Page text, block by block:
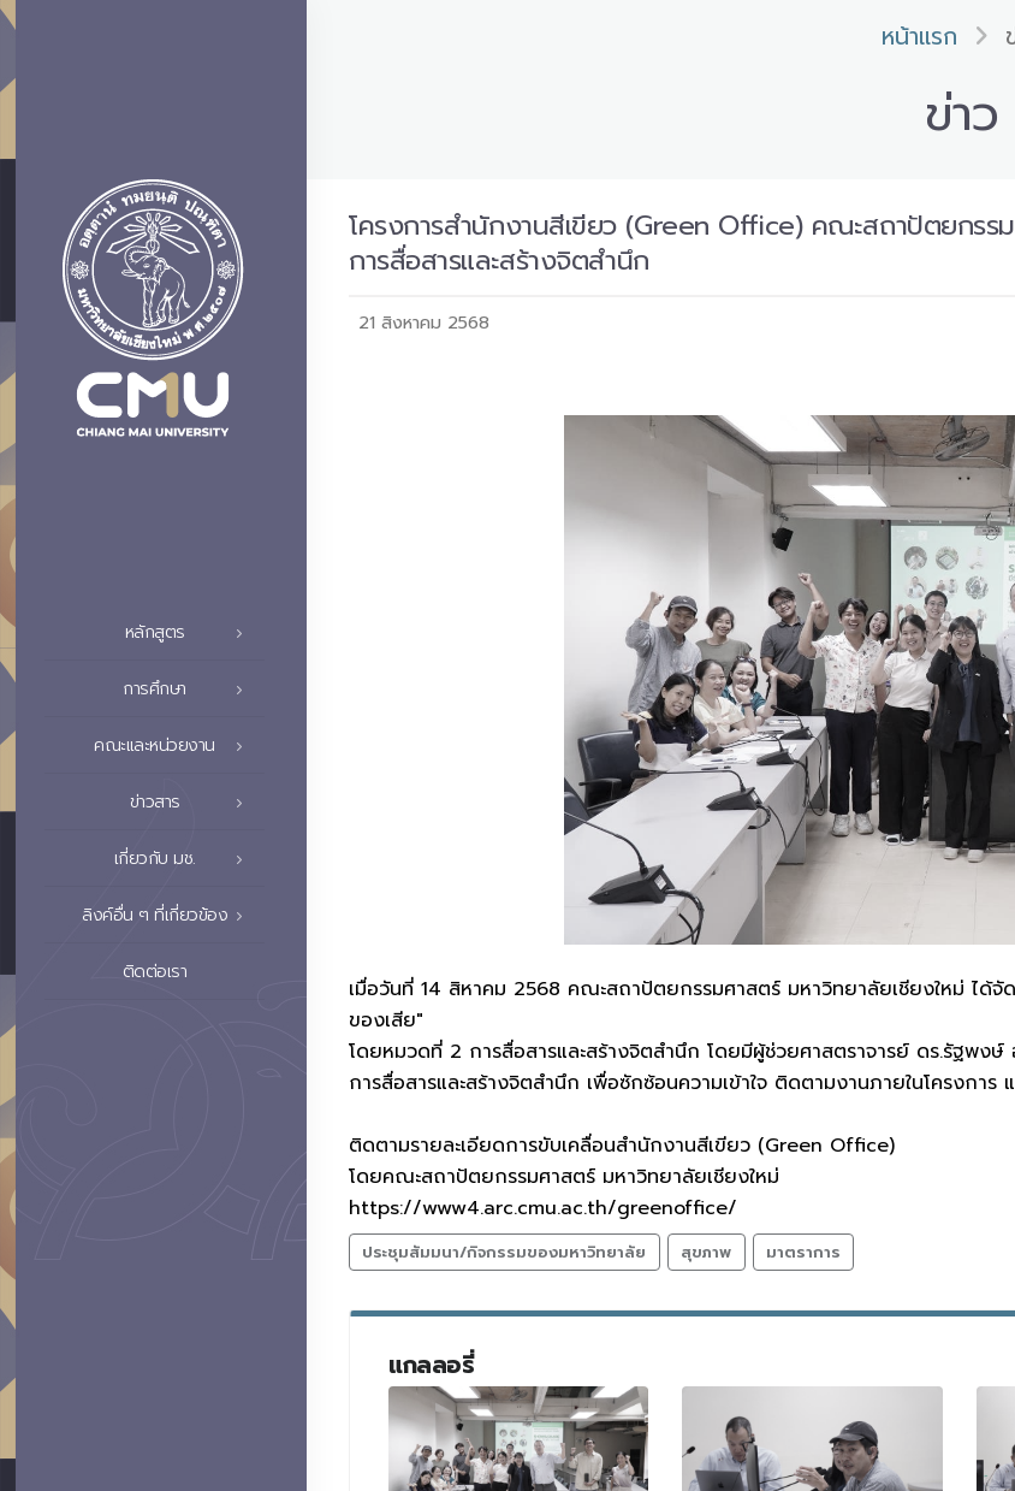
หลักสูตร
การศึกษา
คณะและหน่วยงาน
ข่าวสาร
เกี่ยวกับ มช.
ลิงค์อื่น ๆ ที่เกี่ยวข้อง
ติดต่อเรา
หน้าแรก
ข่าว
โครงการสำนักงานสีเขียว (Green Office) คณะสถาปัตยกรร
การสื่อสารและสร้างจิตสำนึก
21 สิงหาคม 2568
เมื่อวันที่ 14 สิหาคม 2568 คณะสถาปัตยกรรมศาสตร์ มหาวิทยาลัยเชียงใหม่ ได้จั
ของเสีย"
โดยหมวดที่ 2 การสื่อสารและสร้างจิตสำนึก โดยมีผู้ช่วยศาสตราจารย์ ดร.รัฐพง
การสื่อสารและสร้างจิตสำนึก เพื่อซักซ้อนความเข้าใจ ติดตามงานภายในโครงการ
ติดตามรายละเอียดการขับเคลื่อนสำนักงานสีเขียว (Green Office)
โดยคณะสถาปัตยกรรมศาสตร์ มหาวิทยาลัยเชียงใหม่
https://www4.arc.cmu.ac.th/greenoffice/
ประชุมสัมมนา/กิจกรรมของมหาวิทยาลัย สุขภาพ มาตราการ
แกลลอรี่